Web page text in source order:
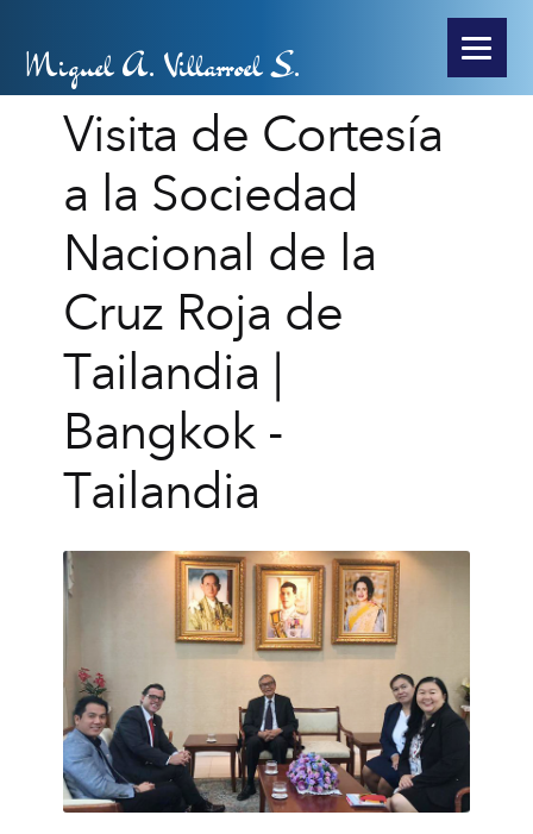
Miguel A. Villarroel S.
Visita de Cortesía
a la Sociedad
Nacional de la
Cruz Roja de
Tailandia |
Bangkok -
Tailandia